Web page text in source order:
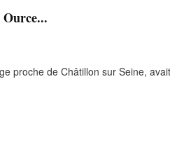
proche de Châtillon sur Seine,